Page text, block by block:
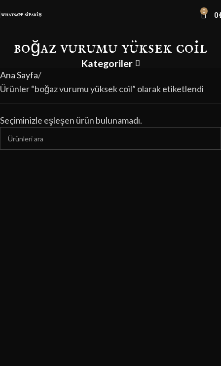
whatsapp sipariş 0 0
boğaz vurumu yüksek coil
Kategoriler
Ana Sayfa
Ürünler “boğaz vurumu yüksek coil” olarak etiketlendi
Seçiminizle eşleşen ürün bulunamadı.